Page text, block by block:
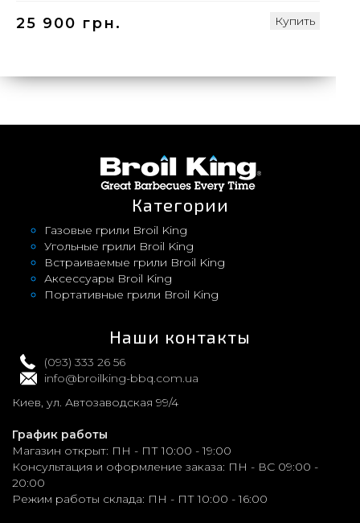
25 900 грн. Купить
Категории
Газовые грили Broil King
Угольные грили Broil King
Встраиваемые грили Broil King
Аксессуары Broil King
Портативные грили Broil King
Наши контакты
(093) 333 26 56
info@broilking-bbq.com.ua
Киев, ул. Автозаводская 99/4
График работы
Магазин открыт: ПН - ПТ 10:00 - 19:00
Консультация и оформление заказа: ПН - ВС 09:00 -
20:00
Режим работы склада: ПН - ПТ 10:00 - 16:00